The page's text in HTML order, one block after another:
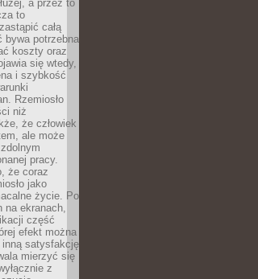
a przez to
to
całą
bywa potrzebna
koszty oraz
się wtedy,
i szybkość
Rzemiosło
niż
że człowiek
ale może
pracy.
że coraz
jako
życie. Po
na ekranach,
część
efekt można
satysfakcję
mierzyć się
z